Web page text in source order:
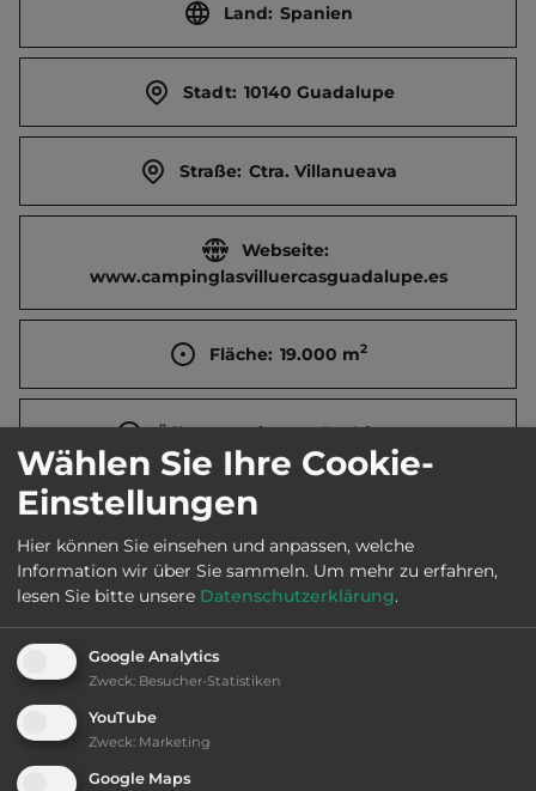
Land: Spanien
Stadt: 10140 Guadalupe
Straße: Ctra. Villanueava
Webseite:
www.campinglasvilluercasguadalupe.es
Fläche: 19.000 m2
Öffnungszeiten: März bis Nov.
Telefon: 0034 927 367139
Ausstattung:
naturbelassener Platz
bis 15,- Euro
Wählen Sie Ihre Cookie-
Einstellungen
Hier können Sie einsehen und anpassen, welche
Information wir über Sie sammeln. Um mehr zu erfahren,
lesen Sie bitte unsere Datenschutzerklärung.
Google Analytics
Zweck: Besucher-Statistiken
YouTube
Zweck: Marketing
Google Maps